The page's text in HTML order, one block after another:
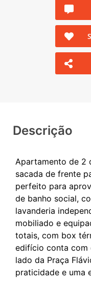
Descrição
Apartamento de 2
sacada de frente
perfeito para
de banho social,
lavanderia
mobiliado e
totais, com box
edifício conta com
lado da Praça